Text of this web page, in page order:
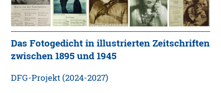
Das Fotogedicht in illustrierten Zeitschriften
zwischen 1895 und 1945
DFG-Projekt (2024-2027)